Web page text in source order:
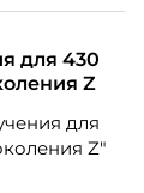
для 430
Z
для
Z"